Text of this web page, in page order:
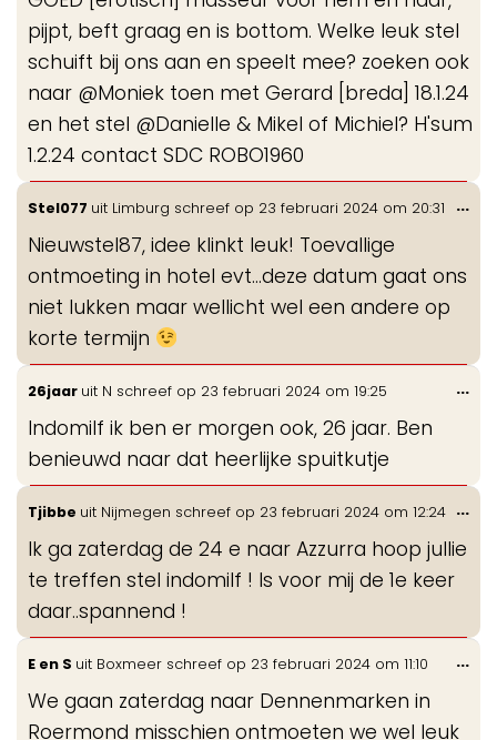
pijpt, beft graag en is bottom. Welke leuk stel
schuift bij ons aan en speelt mee? zoeken ook
naar @Moniek toen met Gerard [breda] 18.1.24
en het stel @Danielle & Mikel of Michiel? H'sum
1.2.24 contact SDC ROBO1960
Stel077 uit Limburg schreef op 23 februari 2024 om 20:31
Nieuwstel87, idee klinkt leuk! Toevallige
ontmoeting in hotel evt…deze datum gaat ons
niet lukken maar wellicht wel een andere op
korte termijn
...
26jaar uit N schreef op 23 februari 2024 om 19:25
Indomilf ik ben er morgen ook, 26 jaar. Ben
benieuwd naar dat heerlijke spuitkutje
...
Tjibbe uit Nijmegen schreef op 23 februari 2024 om 12:24
Ik ga zaterdag de 24 e naar Azzurra hoop jullie
te treffen stel indomilf ! Is voor mij de 1e keer
daar..spannend !
...
E en S uit Boxmeer schreef op 23 februari 2024 om 11:10
We gaan zaterdag naar Dennenmarken in
Roermond misschien ontmoeten we wel leuk
...